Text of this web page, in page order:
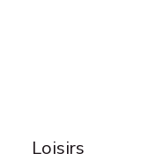
Loisirs